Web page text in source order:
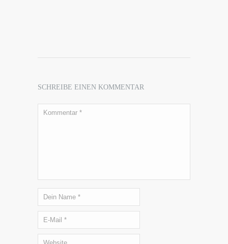
SCHREIBE EINEN KOMMENTAR